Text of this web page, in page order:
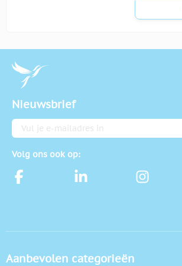
Nieuwsbrief
E-mailadres
Volg ons ook op:
Aanbevolen categorieën